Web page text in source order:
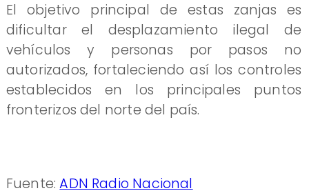
El objetivo principal de estas zanjas es
dificultar el desplazamiento ilegal de
vehículos y personas por pasos no
autorizados, fortaleciendo así los controles
establecidos en los principales puntos
fronterizos del norte del país.
Fuente:ADN Radio Nacional